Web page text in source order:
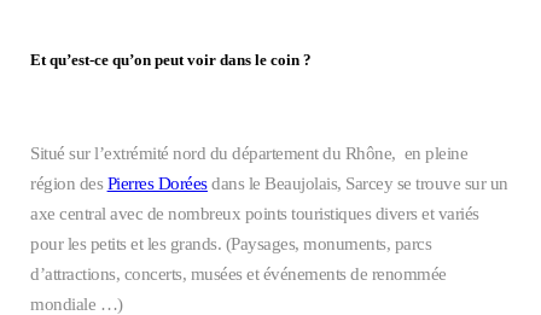
Et qu’est-ce qu’on peut voir dans le coin ?
Situé sur l’extrémité nord du département du Rhône, en pleine
région desPierres Doréesdans le Beaujolais, Sarcey se trouve sur un
axe central avec de nombreux points touristiques divers et variés
pour les petits et les grands. (Paysages, monuments, parcs
d’attractions, concerts, musées et événements de renommée
mondiale …)